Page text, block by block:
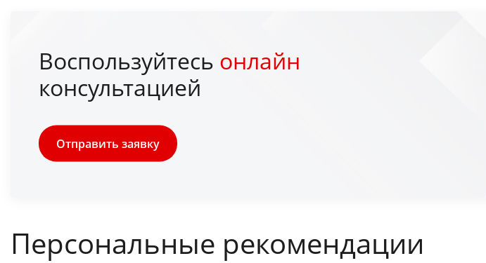
Воспользуйтесь онлайн
консультацией
Отправить заявку
Персональные рекомендации